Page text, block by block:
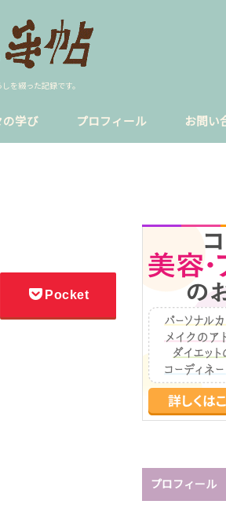
を綴った記録です。
の学び プロフィール お問い
Pocket
プロフィール